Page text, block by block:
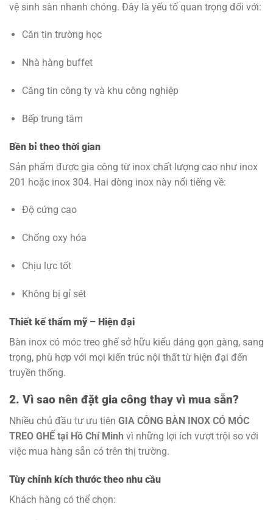
vệ sinh sàn nhanh chóng. Đây là yếu tố quan trọng đối với:
Căn tin trường học
Nhà hàng buffet
Căng tin công ty và khu công nghiệp
Bếp trung tâm
Bền bỉ theo thời gian
Sản phẩm được gia công từ inox chất lượng cao như inox
201 hoặc inox 304. Hai dòng inox này nổi tiếng về:
Độ cứng cao
Chống oxy hóa
Chịu lực tốt
Không bị gỉ sét
Thiết kế thẩm mỹ – Hiện đại
Bàn inox có móc treo ghế sở hữu kiểu dáng gọn gàng, sang
trọng, phù hợp với mọi kiến trúc nội thất từ hiện đại đến
truyền thống.
2. Vì sao nên đặt gia công thay vì mua sẵn?
Nhiều chủ đầu tư ưu tiên GIA CÔNG BÀN INOX CÓ MÓC
TREO GHẾ tại Hồ Chí Minh vì những lợi ích vượt trội so với
việc mua hàng sẵn có trên thị trường.
Tùy chỉnh kích thước theo nhu cầu
Khách hàng có thể chọn: